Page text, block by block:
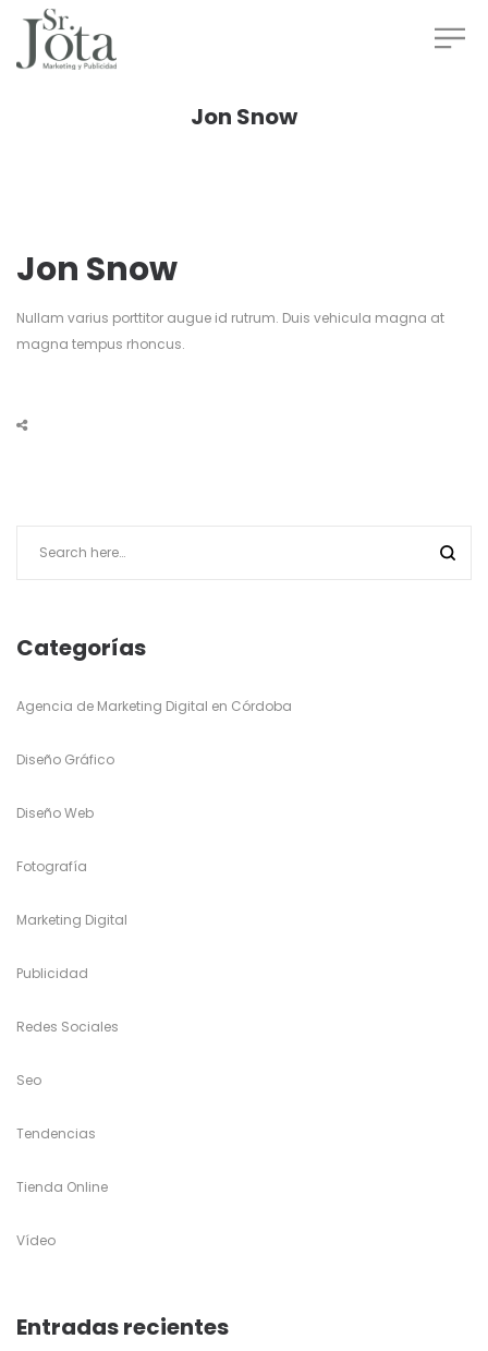
Jon Snow
Jon Snow
Nullam varius porttitor augue id rutrum. Duis vehicula magna at
magna tempus rhoncus.
Categorías
Agencia de Marketing Digital en Córdoba
Diseño Gráfico
Diseño Web
Fotografía
Marketing Digital
Publicidad
Redes Sociales
Seo
Tendencias
Tienda Online
Vídeo
Entradas recientes